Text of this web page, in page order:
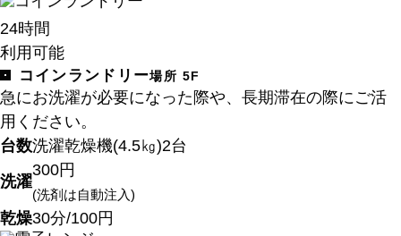
24時間
利用可能
コインランドリー場所 5F
急にお洗濯が必要になった際や、長期滞在の際にご活
用ください。
台数洗濯乾燥機(4.5㎏)2台
洗濯
300円
(洗剤は自動注入)
乾燥30分/100円